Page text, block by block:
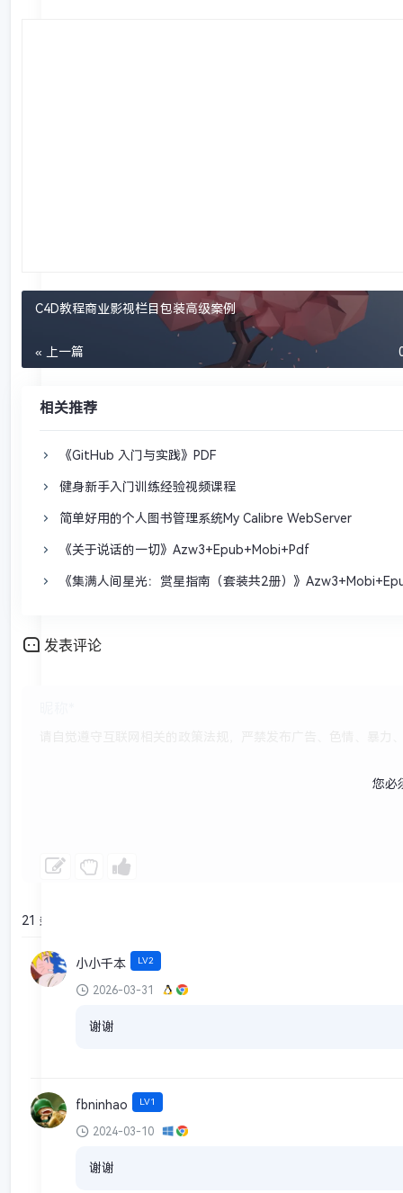
C4D教程商业影视栏目包装高级案例
« 上一篇
相关推荐
《GitHub 入门与实践》PDF
健身新手入门训练经验视频课程
简单好用的个人图书管理系统My Calibre WebServer
《关于说话的一切》Azw3+Epub+Mobi+Pdf
《集满人间星光：赏星指南（套装共2册）》
发表评论
您必
21 条回复
小小千本 LV2
2026-03-31
谢谢
fbninhao LV1
2024-03-10
谢谢